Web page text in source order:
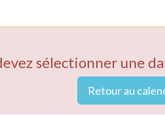
sélectionner une
Retour au